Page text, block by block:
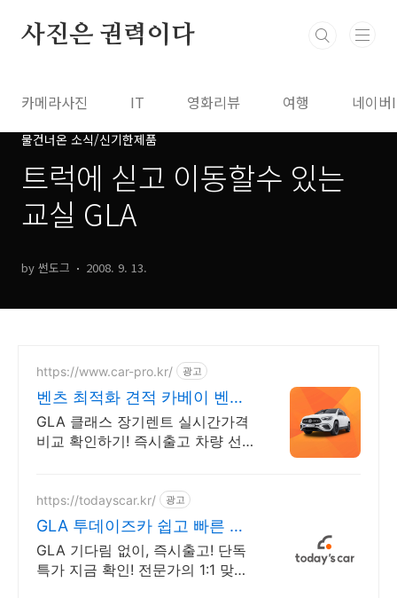
사진은 권력이다
카메라사진 IT 영화리뷰 여행 네이
물건너온 소식/신기한제품
트럭에 싣고 이동할수 있는
교실 GLA
by 썬도그 2008. 9. 13.
https://www.car-pro.kr/ 광고
벤츠 최적화 견적 카베이 벤츠
특가차량 무료견적
GLA 클래스 장기렌트 실시간가격
비교 확인하기! 즉시출고 차량 선
차량 빠른출고 선점하세요.
https://todayscar.kr/ 광고
GLA 투데이즈카 쉽고 빠른 온
라인 견적
GLA 기다림 없이, 즉시출고! 단독
특가 지금 확인! 전문가의 1:1 맞춤